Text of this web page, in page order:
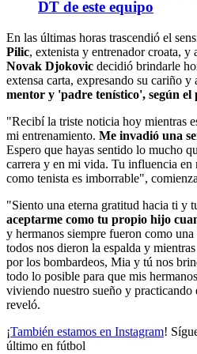
DT de este equipo
En las últimas horas trascendió el
Pilic, extenista y entrenador croata, y
Novak Djokovic decidió brindarle
extensa carta, expresando su cariño
mentor y 'padre tenístico', según
"Recibí la triste noticia hoy mientras
mi entrenamiento. Me invadió una
Espero que hayas sentido lo mucho
carrera y en mi vida. Tu influencia
como tenista es imborrable",
"Siento una eterna gratitud hacia ti y
aceptarme como tu propio hijo
y hermanos siempre fueron como
todos nos dieron la espalda y
por los bombardeos, Mia y tú nos
todo lo posible para que mis
viviendo nuestro sueño y practicando
reveló.
¡También estamos en Instagram!
último en fútbol